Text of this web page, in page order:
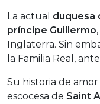
La actual duquesa
príncipe Guillermo
Inglaterra. Sin
la Familia Real,
Su historia de
escocesa de Saint